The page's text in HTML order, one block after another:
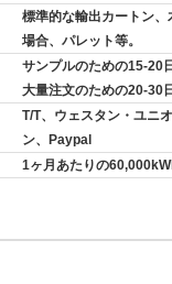
標準的な輸出カートン、
場合、パレット等。
サンプルのための15-20日
大量注文のための20-30日
T/T、ウェスタン・ユニオ
ン、Paypal
1ヶ月あたりの